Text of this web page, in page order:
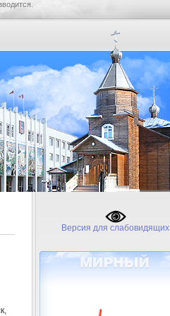
Версия для слабовидящих